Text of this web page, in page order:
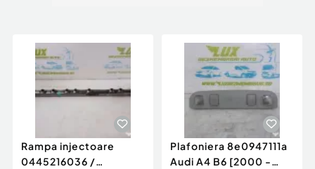
Rampa injectoare
0445216036 /
Plafoniera 8e0947111a
Audi A4 B6 [2000 -